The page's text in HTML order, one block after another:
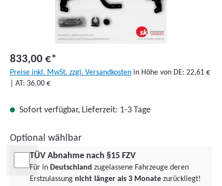
833,00 €*
Preise inkl. MwSt. zzgl. Versandkosten in Höhe von DE: 22,61 €
| AT: 36,00 €
Sofort verfügbar, Lieferzeit: 1-3 Tage
Optional wählbar
TÜV Abnahme nach §15 FZV
Für in Deutschland zugelassene Fahrzeuge deren
Erstzulassung nicht länger als 3 Monate zurückliegt!